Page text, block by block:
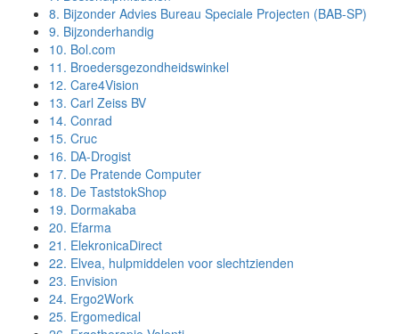
8. Bijzonder Advies Bureau Speciale Projecten (BAB-SP)
9. Bijzonderhandig
10. Bol.com
11. Broedersgezondheidswinkel
12. Care4Vision
13. Carl Zeiss BV
14. Conrad
15. Cruc
16. DA-Drogist
17. De Pratende Computer
18. De TaststokShop
19. Dormakaba
20. Efarma
21. ElekronicaDirect
22. Elvea, hulpmiddelen voor slechtzienden
23. Envision
24. Ergo2Work
25. Ergomedical